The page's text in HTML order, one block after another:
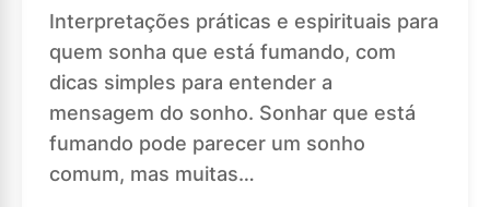
Interpretações práticas e espirituais para
quem sonha que está fumando, com
dicas simples para entender a
mensagem do sonho. Sonhar que está
fumando pode parecer um sonho
comum, mas muitas…